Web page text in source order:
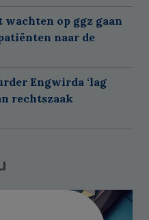
wachten op ggz gaan
naar de
Engwirda ‘lag
rechtszaak